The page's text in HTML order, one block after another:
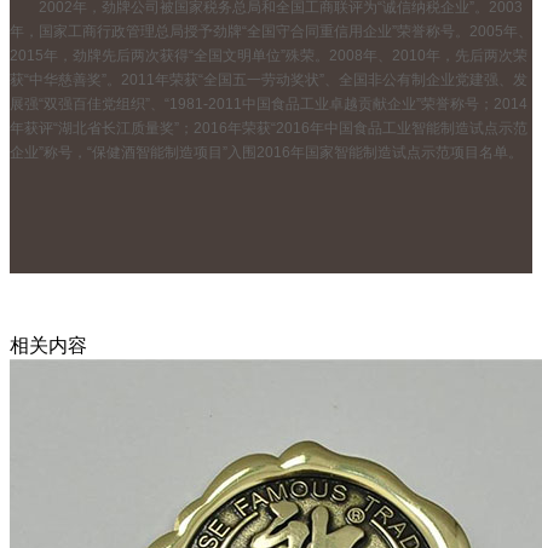
2002年，劲牌公司被国家税务总局和全国工商联评为“诚信纳税企业”。2003
年，国家工商行政管理总局授予劲牌“全国守合同重信用企业”荣誉称号。2005年、
2015年，劲牌先后两次获得“全国文明单位”殊荣。2008年、2010年，先后两次荣
获“中华慈善奖”。2011年荣获“全国五一劳动奖状”、全国非公有制企业党建强、发
展强“双强百佳党组织”、“1981-2011中国食品工业卓越贡献企业”荣誉称号；2014
年获评“湖北省长江质量奖”；2016年荣获“2016年中国食品工业智能制造试点示范
企业”称号，“保健酒智能制造项目”入围2016年国家智能制造试点示范项目名单。
相关内容